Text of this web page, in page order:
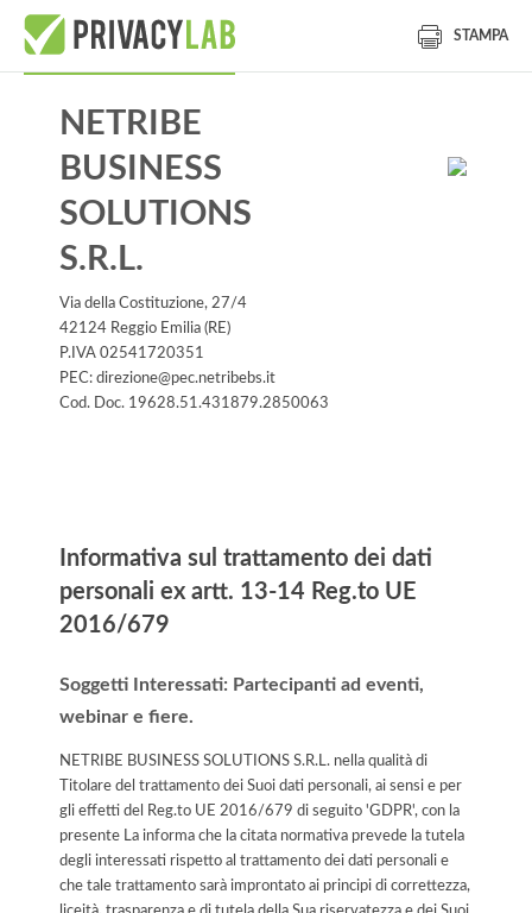
STAMPA
NETRIBE
BUSINESS
SOLUTIONS
S.R.L.
Via della Costituzione, 27/4
42124 Reggio Emilia (RE)
P.IVA 02541720351
PEC: direzione@pec.netribebs.it
Cod. Doc. 19628.51.431879.2850063
Informativa sul trattamento dei dati
personali ex artt. 13-14 Reg.to UE
2016/679
Soggetti Interessati: Partecipanti ad eventi,
webinar e fiere.
NETRIBE BUSINESS SOLUTIONS S.R.L. nella qualità di
Titolare del trattamento dei Suoi dati personali, ai sensi e per
gli effetti del Reg.to UE 2016/679 di seguito 'GDPR', con la
presente La informa che la citata normativa prevede la tutela
degli interessati rispetto al trattamento dei dati personali e
che tale trattamento sarà improntato ai principi di correttezza,
liceità, trasparenza e di tutela della Sua riservatezza e dei Suoi